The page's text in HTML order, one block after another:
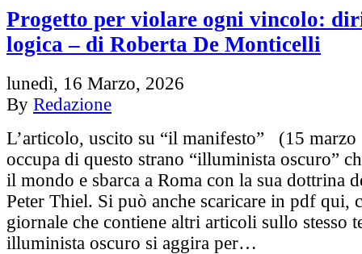
Progetto per violare ogni vincolo:
logica – di Roberta De Monticelli
lunedì, 16 Marzo, 2026
By Redazione
L’articolo, uscito su “il manifesto” (15 marzo
occupa di questo strano “illuminista oscuro”
il mondo e sbarca a Roma con la sua dottrina
Peter Thiel. Si può anche scaricare in pdf qui,
giornale che contiene altri articoli sullo stesso
illuminista oscuro si aggira per…